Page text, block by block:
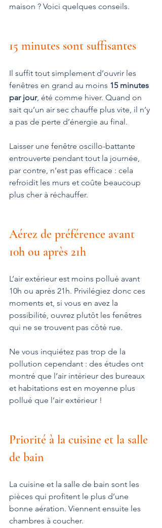
maison ? Voici quelques conseils.
15 minutes sont suffisantes
Il suffit tout simplement d’ouvrir les
fenêtres en grand au moins 15 minutes
par jour, été comme hiver. Quand on
sait qu’un air sec chauffe plus vite, il n’y
a pas de perte d’énergie au final.
Laisser une fenêtre oscillo-battante
entrouverte pendant tout la journée,
par contre, n’est pas efficace : cela
refroidit les murs et coûte beaucoup
plus cher à réchauffer.
Aérez de préférence avant
10h ou après 21h
L’air extérieur est moins pollué avant
10h ou après 21h. Privilégiez donc ces
moments et, si vous en avez la
possibilité, ouvrez plutôt les fenêtres
qui ne se trouvent pas côté rue.
Ne vous inquiétez pas trop de la
pollution cependant : des études ont
montré que l’air intérieur des bureaux
et habitations est en moyenne plus
pollué que l’air extérieur !
Priorité à la cuisine et la salle
de bain
La cuisine et la salle de bain sont les
pièces qui profitent le plus d’une
bonne aération. Viennent ensuite les
chambres à coucher.